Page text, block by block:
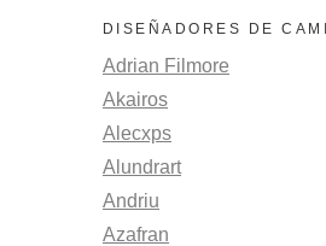
DISEÑADORES DE
Adrian Filmore
Akairos
Alecxps
Alundrart
Andriu
Azafran